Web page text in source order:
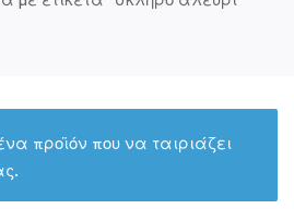
προϊόν που να ταιριάζει